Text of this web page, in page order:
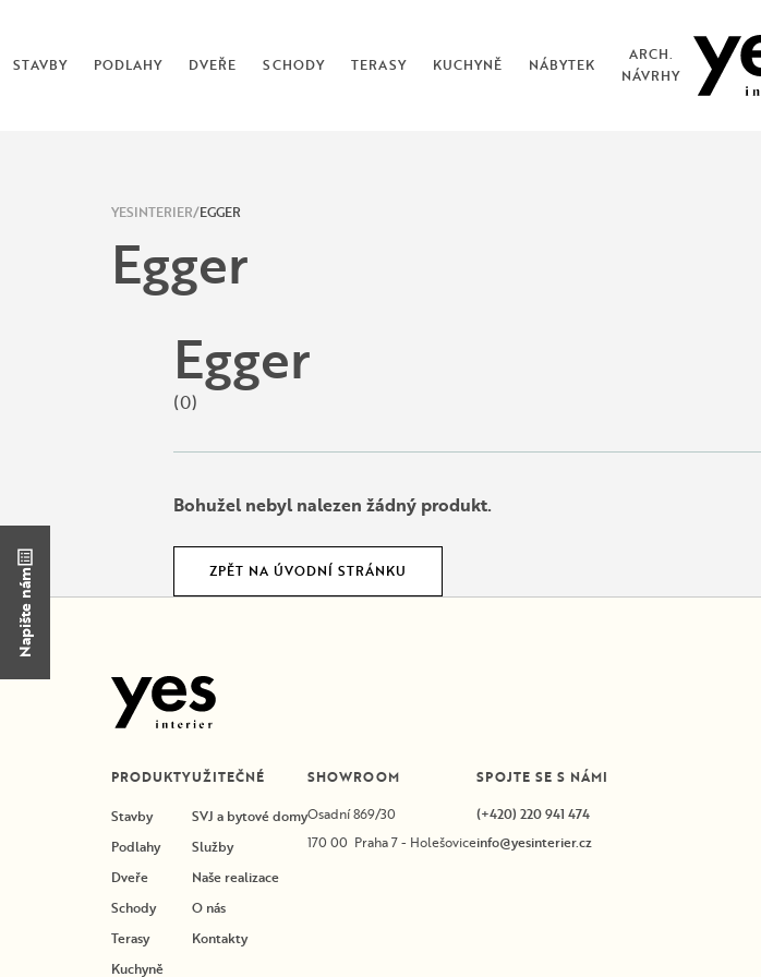
STAVBY PODLAHY DVEŘE SCHODY TERASY KUCHYNĚ NÁBYTEK
ARCH.
NÁVRHY
Napište nám
YESINTERIER EGGER
Egger
Egger
(0)
Bohužel nebyl nalezen žádný produkt.
ZPĚT NA ÚVODNÍ STRÁNKU
PRODUKTY
Stavby
Podlahy
Dveře
Schody
Terasy
Kuchyně
UŽITEČNÉ
SVJ a bytové domy
Služby
Naše realizace
O nás
Kontakty
SHOWROOM
Osadní 869/30
170 00 Praha 7 - Holešovice
SPOJTE SE S NÁMI
(+420) 220 941 474
info@yesinterier.cz